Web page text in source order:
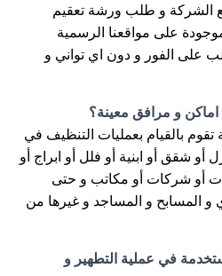
الشركة و طلب ورشة تعقيم
على مواقعنا الرسمية
الطلب على الفور و دون اي تواني و
و مرافق معينة؟
بالقيام بعمليات التنظيف في
أو شقق أو ابنية أو فلل أو ابراج أو
أو شركات أو مكاتب و حتى
و المسابح و المساجد و غيرها من
في عملية التطهير و